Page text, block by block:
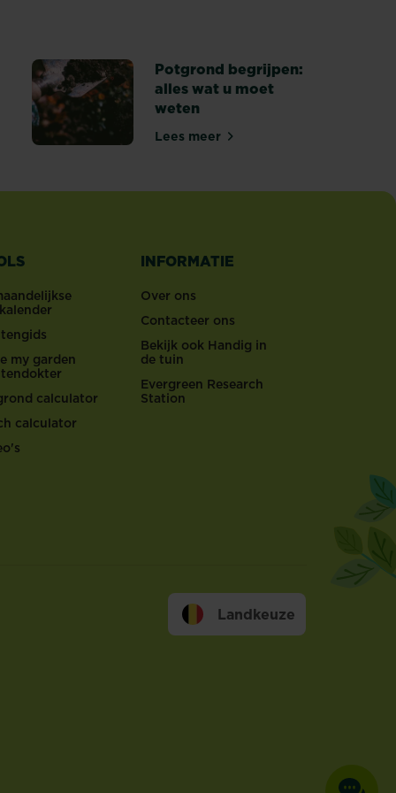
tuin aanleggen: creëer een rustige ruimte met
Potgrond begrijpen:
alles wat u moet
weten
Lees meerPotgrond begrijpen: alles wat
my garden
calculator
calculator
INFORMATIE
Over ons
Contacteer ons
Bekijk ook Handig in
de tuin
Evergreen Research
Station
Landkeuze